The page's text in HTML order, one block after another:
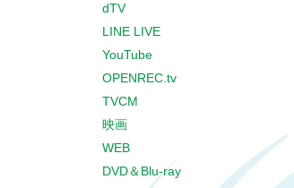
dTV
LINE LIVE
YouTube
OPENREC.tv
TVCM
映画
WEB
DVD＆Blu-ray